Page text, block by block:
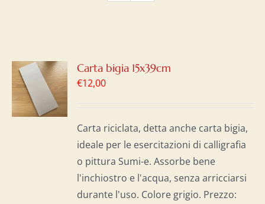
Carta bigia 15x39cm
€12,00
Carta riciclata, detta anche carta bigia,
ideale per le esercitazioni di calligrafia
o pittura Sumi-e. Assorbe bene
l'inchiostro e l'acqua, senza arricciarsi
durante l'uso. Colore grigio. Prezzo: